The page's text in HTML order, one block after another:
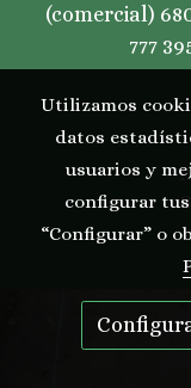
(comercial)
777
Utilizamos
datos
usuarios y
configurar
“Configurar” o